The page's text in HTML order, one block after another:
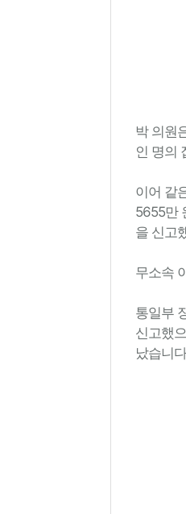
박 의원
인 명의
이어 같
5655만
을 신고
무소속
통일부
신고했
났습니